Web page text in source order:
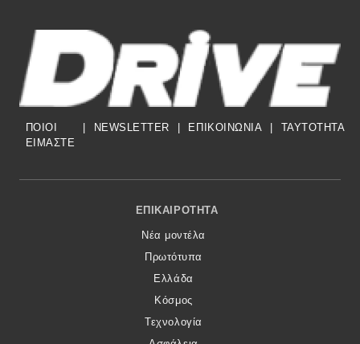
ΠΟΙΟΙ
ΕΙΜΑΣΤΕ
| NEWSLETTER | ΕΠΙΚΟΙΝΩΝΙΑ | TAYTOTHTA
Footer Menu
ΕΠΙΚΑΙΡΌΤΗΤΑ
Νέα μοντέλα
Πρωτότυπα
Ελλάδα
Κόσμος
Τεχνολογία